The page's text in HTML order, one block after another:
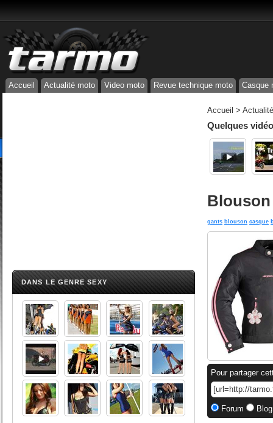
Accueil Actualité moto Video moto Revue technique moto Casque
DANS LE GENRE SEXY
Accueil >
Quelques
gants blouson casque
Pour partager
Forum